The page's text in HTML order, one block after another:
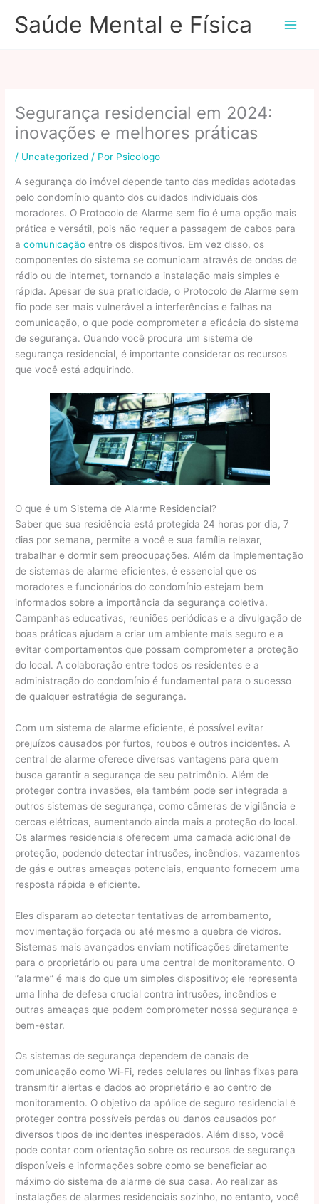
paraSaúde Mental e Física
Segurança residencial em 2024:
inovações e melhores práticas
/ Uncategorized / Por Psicologo
A segurança do imóvel depende tanto das medidas adotadas
pelo condomínio quanto dos cuidados individuais dos
moradores. O Protocolo de Alarme sem fio é uma opção mais
prática e versátil, pois não requer a passagem de cabos para
acomunicação entre os dispositivos. Em vez disso, os
componentes do sistema se comunicam através de ondas de
rádio ou de internet, tornando a instalação mais simples e
rápida. Apesar de sua praticidade, o Protocolo de Alarme sem
fio pode ser mais vulnerável a interferências e falhas na
comunicação, o que pode comprometer a eficácia do sistema
de segurança. Quando você procura um sistema de
segurança residencial, é importante considerar os recursos
que você está adquirindo.
O que é um Sistema de Alarme Residencial?
Saber que sua residência está protegida 24 horas por dia, 7
dias por semana, permite a você e sua família relaxar,
trabalhar e dormir sem preocupações. Além da implementação
de sistemas de alarme eficientes, é essencial que os
moradores e funcionários do condomínio estejam bem
informados sobre a importância da segurança coletiva.
Campanhas educativas, reuniões periódicas e a divulgação de
boas práticas ajudam a criar um ambiente mais seguro e a
evitar comportamentos que possam comprometer a proteção
do local. A colaboração entre todos os residentes e a
administração do condomínio é fundamental para o sucesso
de qualquer estratégia de segurança.
Com um sistema de alarme eficiente, é possível evitar
prejuízos causados por furtos, roubos e outros incidentes. A
central de alarme oferece diversas vantagens para quem
busca garantir a segurança de seu patrimônio. Além de
proteger contra invasões, ela também pode ser integrada a
outros sistemas de segurança, como câmeras de vigilância e
cercas elétricas, aumentando ainda mais a proteção do local.
Os alarmes residenciais oferecem uma camada adicional de
proteção, podendo detectar intrusões, incêndios, vazamentos
de gás e outras ameaças potenciais, enquanto fornecem uma
resposta rápida e eficiente.
Eles disparam ao detectar tentativas de arrombamento,
movimentação forçada ou até mesmo a quebra de vidros.
Sistemas mais avançados enviam notificações diretamente
para o proprietário ou para uma central de monitoramento. O
“alarme” é mais do que um simples dispositivo; ele representa
uma linha de defesa crucial contra intrusões, incêndios e
outras ameaças que podem comprometer nossa segurança e
bem-estar.
Os sistemas de segurança dependem de canais de
comunicação como Wi-Fi, redes celulares ou linhas fixas para
transmitir alertas e dados ao proprietário e ao centro de
monitoramento. O objetivo da apólice de seguro residencial é
proteger contra possíveis perdas ou danos causados ​​​​por
diversos tipos de incidentes inesperados. Além disso, você
pode contar com orientação sobre os recursos de segurança
disponíveis e informações sobre como se beneficiar ao
máximo do sistema de alarme de sua casa. Ao realizar as
instalações de alarmes residenciais sozinho, no entanto, você